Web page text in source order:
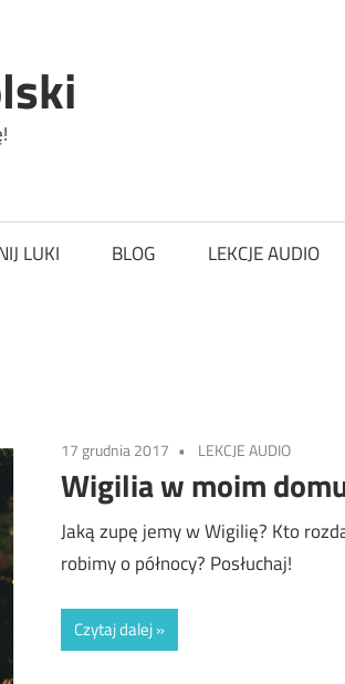
LUKI BLOG LEKCJE AUDIO
17 grudnia 2017 LEKCJE AUDIO
Wigilia w moim
Jaką zupę jemy w Wigilię? Kto
robimy o północy? Posłuchaj!
Czytaj dalej